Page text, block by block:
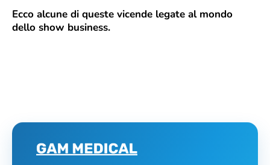
Ecco alcune di queste vicende legate al mondo
dello show business.